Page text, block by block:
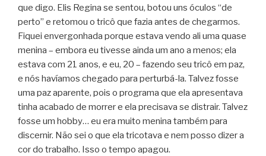
que digo. Elis Regina se sentou, botou uns óculos “de
perto” e retomou o tricô que fazia antes de chegarmos.
Fiquei envergonhada porque estava vendo ali uma quase
menina – embora eu tivesse ainda um ano a menos; ela
estava com 21 anos, e eu, 20 – fazendo seu tricô em paz,
e nós havíamos chegado para perturbá-la. Talvez fosse
uma paz aparente, pois o programa que ela apresentava
tinha acabado de morrer e ela precisava se distrair. Talvez
fosse um hobby… eu era muito menina também para
discernir. Não sei o que ela tricotava e nem posso dizer a
cor do trabalho. Isso o tempo apagou.